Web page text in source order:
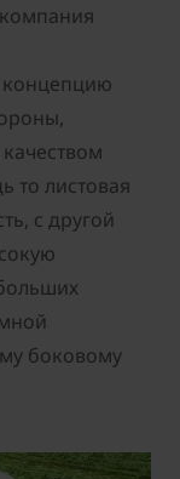
то листовая
с другой
боковому